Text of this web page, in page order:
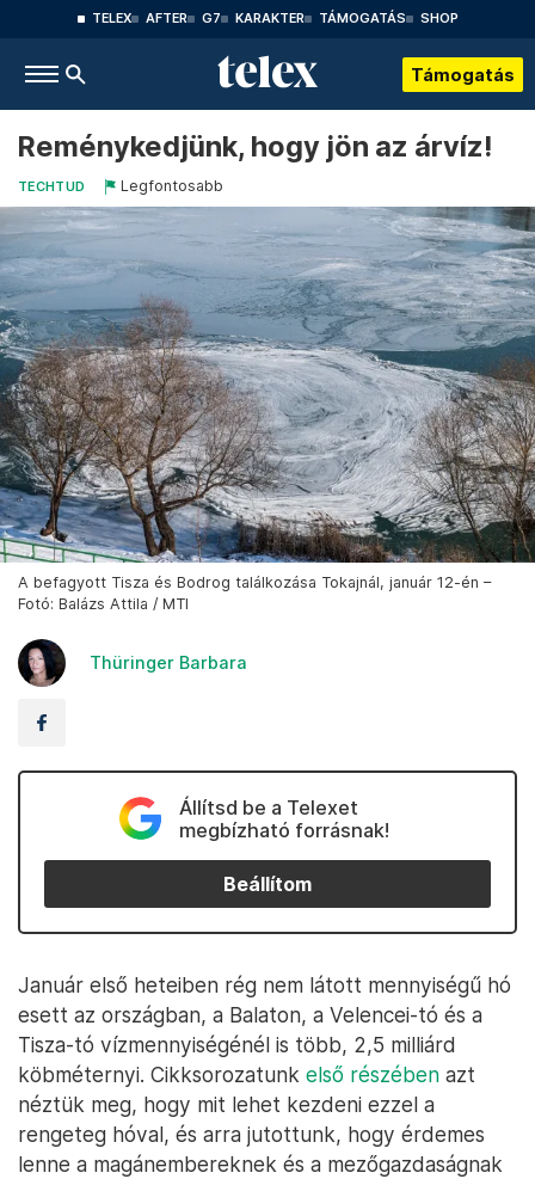
TELEX AFTER G7 KARAKTER TÁMOGATÁS SHOP
Támogatás
Reménykedjünk, hogy jön az árvíz!
TECHTUD Legfontosabb
A befagyott Tisza és Bodrog találkozása Tokajnál, január 12-én –
Fotó: Balázs Attila / MTI
Thüringer Barbara
Állítsd be a Telexet
megbízható forrásnak!
Beállítom
Január első heteiben rég nem látott mennyiségű hó
esett az országban, a Balaton, a Velencei-tó és a
Tisza-tó vízmennyiségénél is több, 2,5 milliárd
köbméternyi. Cikksorozatunk első részében azt
néztük meg, hogy mit lehet kezdeni ezzel a
rengeteg hóval, és arra jutottunk, hogy érdemes
lenne a magánembereknek és a mezőgazdaságnak